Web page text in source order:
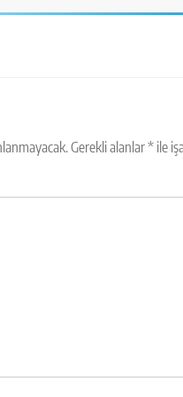
Gerekli alanlar* ile